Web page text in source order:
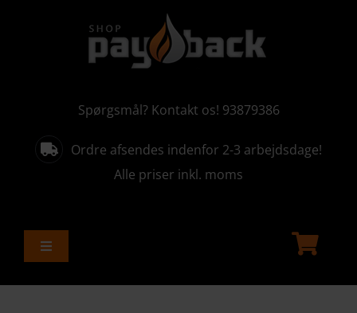
Spørgsmål? Kontakt os! 93879386
Ordre afsendes indenfor 2-3 arbejdsdage!
Alle priser inkl. moms
Toggle
ALLE PRODUKTER